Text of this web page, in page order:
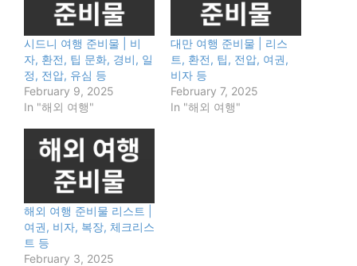
시드니 여행 준비물 | 비
자, 환전, 팁 문화, 경비, 일
정, 전압, 유심 등
February 9, 2025
In "해외 여행"
대만 여행 준비물 | 리스
트, 환전, 팁, 전압, 여권,
비자 등
February 7, 2025
In "해외 여행"
해외 여행 준비물 리스트 |
여권, 비자, 복장, 체크리스
트 등
February 3, 2025